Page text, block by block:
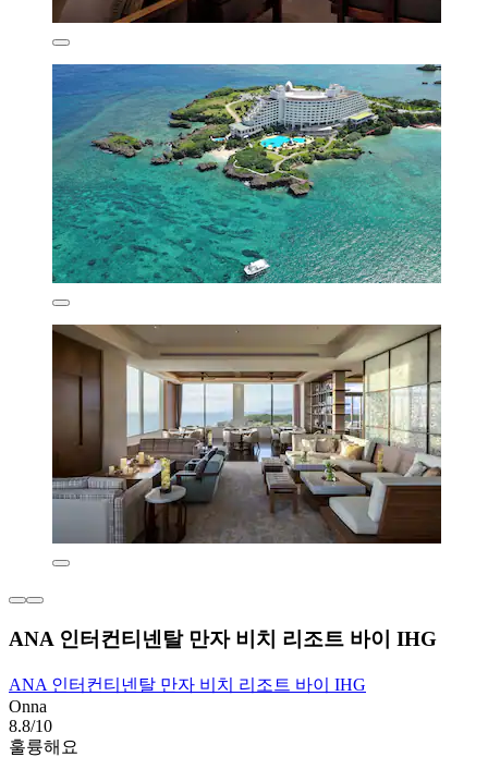
ANA 인터컨티넨탈 만자 비치 리조트 바이 IHG
ANA 인터컨티넨탈 만자 비치 리조트 바이 IHG
Onna
8.8/10
훌륭해요